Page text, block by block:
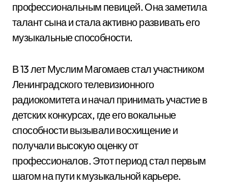
профессиональным певицей. Она заметила
талант сына и стала активно развивать его
музыкальные способности.
В 13 лет Муслим Магомаев стал участником
Ленинградского телевизионного
радиокомитета и начал принимать участие в
детских конкурсах, где его вокальные
способности вызывали восхищение и
получали высокую оценку от
профессионалов. Этот период стал первым
шагом на пути к музыкальной карьере.